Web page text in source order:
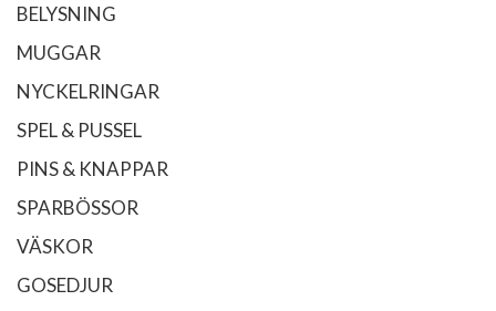
BELYSNING
MUGGAR
NYCKELRINGAR
SPEL & PUSSEL
PINS & KNAPPAR
SPARBÖSSOR
VÄSKOR
GOSEDJUR